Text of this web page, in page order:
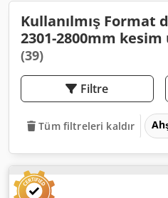
Kullanılmış Format
2301-2800mm
(39)
Filtre
Tüm filtreleri kaldır